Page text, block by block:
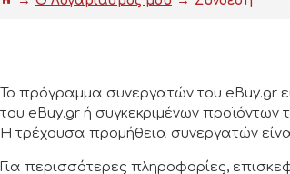
Το πρόγραμμα συνεργατών του eBuy.gr
του eBuy.gr ή συγκεκριμένων
Η τρέχουσα προμήθεια συνεργατών
Για περισσότερες πληροφορίες,